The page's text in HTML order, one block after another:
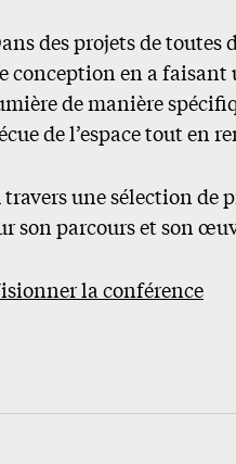
des projets de
conception en a
de manière
de l’espace tout en
travers une sélection de
son parcours et son
la conférence